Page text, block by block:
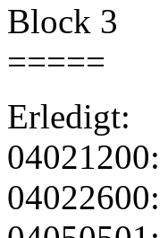
Block 3
=====
Erledigt:
04021200:
04022600: